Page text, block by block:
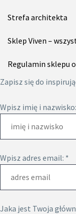
Strefa architekta
Sklep Viven –
Regulamin sklepu
Zapisz się do
Wpisz imię i
Wpisz adres email: *
Jaka jest Twoja